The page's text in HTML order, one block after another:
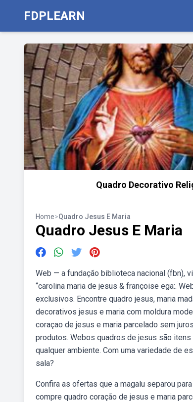
FDPLEARN
Quadro Decorativo
Home>Quadro Jesus E Maria
Quadro Jesus E Maria
Web — a fundação biblioteca nacional (fbn),
“carolina maria de jesus & françoise ega:.
exclusivos. Encontre quadro jesus, maria
decorativos jesus e maria com moldura
coraçao de jesus e maria parcelado sem
produtos. Webos quadros de jesus são
qualquer ambiente. Com uma variedade de
sala?
Confira as ofertas que a magalu separou
compre quadro coração de jesus e maria